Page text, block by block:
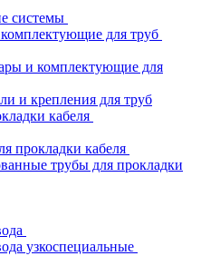
системы
для труб
и комплектующие для
и крепления для труб
кабеля
прокладки кабеля
трубы для прокладки
узкоспециальные